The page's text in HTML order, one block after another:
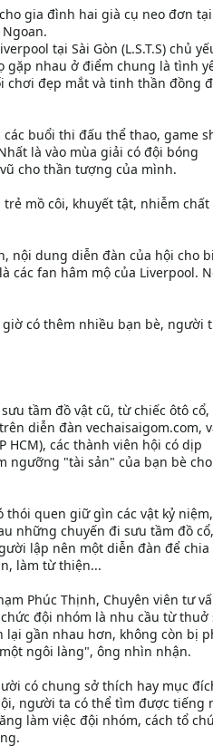
gia đình hai già cụ neo đơn tại
tại Sài Gòn (L.S.T.S) chủ
gặp nhau ở điểm chung là tình
chơi đẹp mắt và tinh thần đồng
buổi thi đấu thể thao, game
là vào mùa giải có đội bóng
cho thần tượng của mình.
mồ côi, khuyết tật, nhiễm chất
nội dung diễn đàn của hội cho
các fan hâm mộ của Liverpool.
có thêm nhiều bạn bè, người
tầm đồ vật cũ, từ chiếc ôtô cổ,
diễn đàn vechaisaigom.com,
HCM), các thành viên hội có dịp
ngưỡng "tài sản" của bạn bè
thói quen giữ gìn các vật kỷ
những chuyến đi sưu tầm đồ
lập nên một diễn đàn để chia
làm từ thiện...
Phúc Thịnh, Chuyên viên tư
đội nhóm là nhu cầu từ thuở
gần nhau hơn, không còn bị
ngôi làng", ông nhìn nhận.
có chung sở thích hay mục
người ta có thể tìm được tiếng
làm việc đội nhóm, cách tổ